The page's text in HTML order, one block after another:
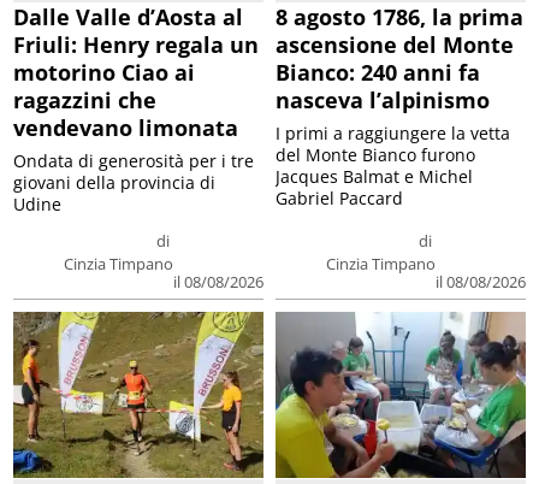
Dalle Valle d’Aosta al
Friuli: Henry regala un
motorino Ciao ai
ragazzini che
vendevano limonata
di
Cinzia Timpano
il 08/08/2026
Ondata di generosità per i tre
giovani della provincia di
Udine
8 agosto 1786, la prima
ascensione del Monte
Bianco: 240 anni fa
nasceva l’alpinismo
di
Cinzia Timpano
il 08/08/2026
I primi a raggiungere la vetta
del Monte Bianco furono
Jacques Balmat e Michel
Gabriel Paccard